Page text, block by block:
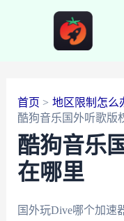
首页
地区限制怎么
酷狗音乐国外听歌版
酷狗音乐
在哪里
国外玩Dive哪个加速